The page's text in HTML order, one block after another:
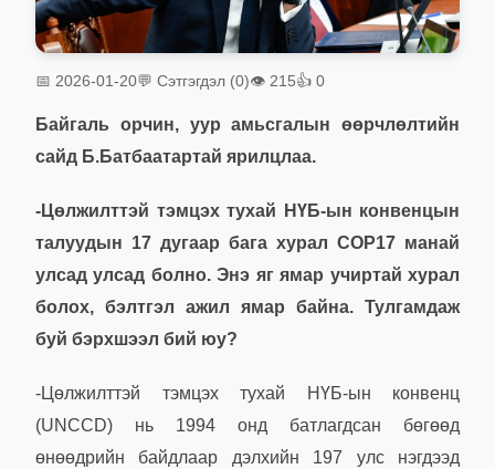
📅 2026-01-20💬 Сэтгэгдэл (0)👁 215👍 0
Байгаль орчин, уур амьсгалын өөрчлөлтийн
сайд Б.Батбаатартай ярилцлаа.
-Цөлжилттэй тэмцэх тухай НҮБ-ын конвенцын
талуудын 17 дугаар бага хурал COP17 манай
улсад улсад болно. Энэ яг ямар учиртай хурал
болох, бэлтгэл ажил ямар байна. Тулгамдаж
буй бэрхшээл бий юу?
-Цөлжилттэй тэмцэх тухай НҮБ-ын конвенц
(UNCCD) нь 1994 онд батлагдсан бөгөөд
өнөөдрийн байдлаар дэлхийн 197 улс нэгдээд